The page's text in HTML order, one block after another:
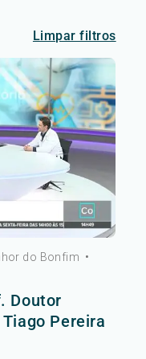
Limpar filtros
do Bonfim •
Doutor
Pereira